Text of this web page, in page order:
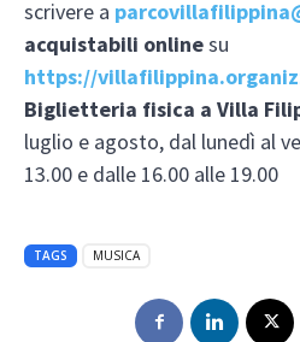
scrivere a
acquistabili onlinesu
https://
Biglietteria fisica a Villa
luglio e agosto, dal lunedì al
13.00 e dalle 16.00 alle 19.00
TAGS MUSICA